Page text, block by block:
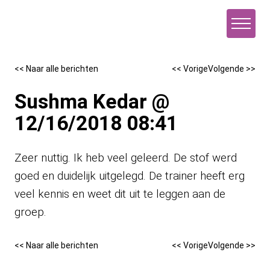
<< Naar alle berichten << VorigeVolgende >>
Sushma Kedar @
12/16/2018 08:41
Zeer nuttig. Ik heb veel geleerd. De stof werd
goed en duidelijk uitgelegd. De trainer heeft erg
veel kennis en weet dit uit te leggen aan de
groep.
<< Naar alle berichten << VorigeVolgende >>